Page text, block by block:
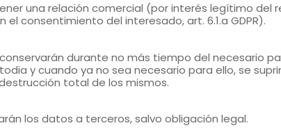
una relación comercial (por interés legítimo del
consentimiento del interesado, art. 6.1.a GDPR).
durante no más tiempo del necesario
y cuando ya no sea necesario para ello, se
total de los mismos.
los datos a terceros, salvo obligación legal.